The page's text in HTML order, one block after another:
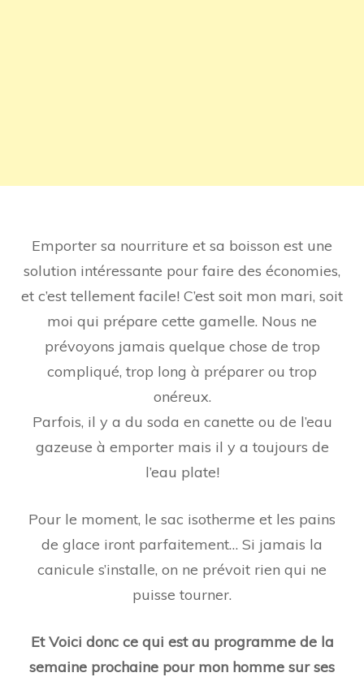
Emporter sa nourriture et sa boisson est une
solution intéressante pour faire des économies,
et c’est tellement facile! C’est soit mon mari, soit
moi qui prépare cette gamelle. Nous ne
prévoyons jamais quelque chose de trop
compliqué, trop long à préparer ou trop
onéreux.
Parfois, il y a du soda en canette ou de l’eau
gazeuse à emporter mais il y a toujours de
l’eau plate!
Pour le moment, le sac isotherme et les pains
de glace iront parfaitement… Si jamais la
canicule s’installe, on ne prévoit rien qui ne
puisse tourner.
Et Voici donc ce qui est au programme de la
semaine prochaine pour mon homme sur ses